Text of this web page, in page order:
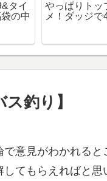
水藻フィッシ
ター釣果
ダ
ラ
釣り】
意見がわかれる
てもらえればと思